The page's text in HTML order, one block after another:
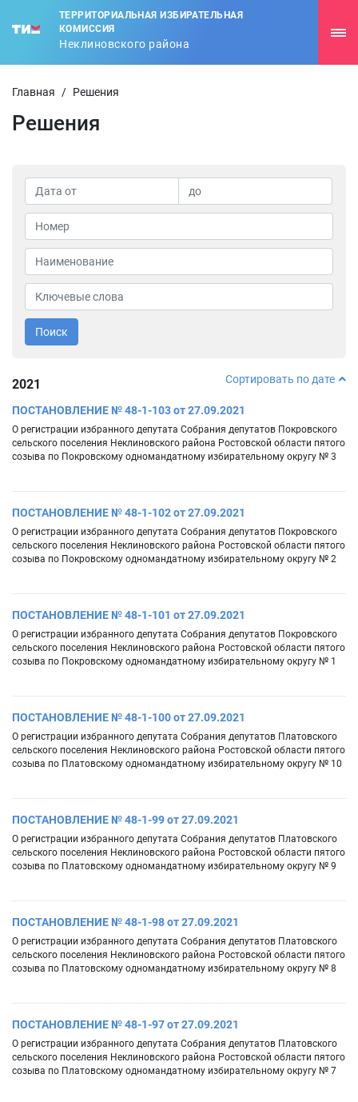
ТЕРРИТОРИАЛЬНАЯ ИЗБИРАТЕЛЬНАЯ
КОМИССИЯ
Неклиновского района
Главная / Решения
Решения
Поиск
2021 Сортировать по дате
ПОСТАНОВЛЕНИЕ № 48-1-103 от 27.09.2021
О регистрации избранного депутата Собрания депутатов Покровского
сельского поселения Неклиновского района Ростовской области пятого
созыва по Покровскому одномандатному избирательному округу № 3
ПОСТАНОВЛЕНИЕ № 48-1-102 от 27.09.2021
О регистрации избранного депутата Собрания депутатов Покровского
сельского поселения Неклиновского района Ростовской области пятого
созыва по Покровскому одномандатному избирательному округу № 2
ПОСТАНОВЛЕНИЕ № 48-1-101 от 27.09.2021
О регистрации избранного депутата Собрания депутатов Покровского
сельского поселения Неклиновского района Ростовской области пятого
созыва по Покровскому одномандатному избирательному округу № 1
ПОСТАНОВЛЕНИЕ № 48-1-100 от 27.09.2021
О регистрации избранного депутата Собрания депутатов Платовского
сельского поселения Неклиновского района Ростовской области пятого
созыва по Платовскому одномандатному избирательному округу № 10
ПОСТАНОВЛЕНИЕ № 48-1-99 от 27.09.2021
О регистрации избранного депутата Собрания депутатов Платовского
сельского поселения Неклиновского района Ростовской области пятого
созыва по Платовскому одномандатному избирательному округу № 9
ПОСТАНОВЛЕНИЕ № 48-1-98 от 27.09.2021
О регистрации избранного депутата Собрания депутатов Платовского
сельского поселения Неклиновского района Ростовской области пятого
созыва по Платовскому одномандатному избирательному округу № 8
ПОСТАНОВЛЕНИЕ № 48-1-97 от 27.09.2021
О регистрации избранного депутата Собрания депутатов Платовского
сельского поселения Неклиновского района Ростовской области пятого
созыва по Платовскому одномандатному избирательному округу № 7